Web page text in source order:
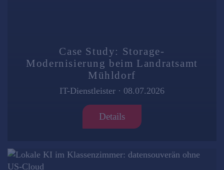
Case Study: Storage-
Modernisierung beim Landratsamt
Mühldorf
IT-Dienstleister · 08.07.2026
Details